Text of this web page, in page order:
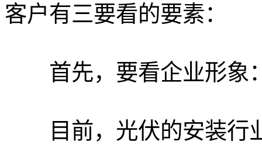
客户有三要看的要素：
首先，要看企业形象
目前，光伏的安装行